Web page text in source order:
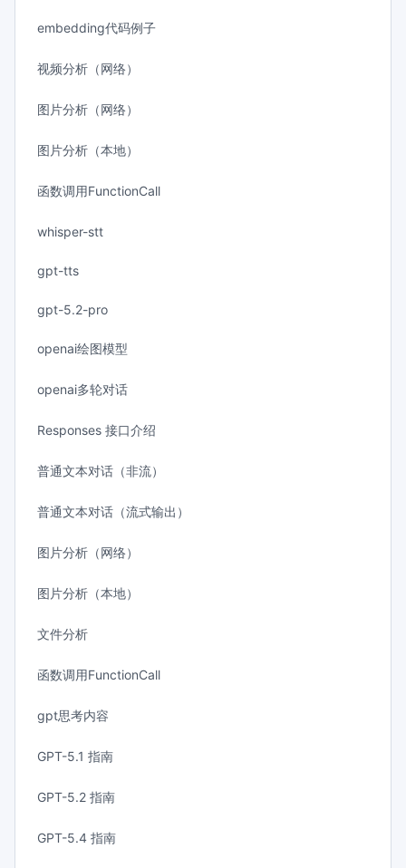
embedding代码例子
视频分析（网络）
图片分析（网络）
图片分析（本地）
函数调用FunctionCall
whisper-stt
gpt-tts
gpt-5.2-pro
openai绘图模型
openai多轮对话
Responses 接口介绍
普通文本对话（非流）
普通文本对话（流式输出）
图片分析（网络）
图片分析（本地）
文件分析
函数调用FunctionCall
gpt思考内容
GPT-5.1 指南
GPT-5.2 指南
GPT-5.4 指南